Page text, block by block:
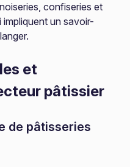
confiseries et
un savoir-
et
pâtissier
de pâtisseries